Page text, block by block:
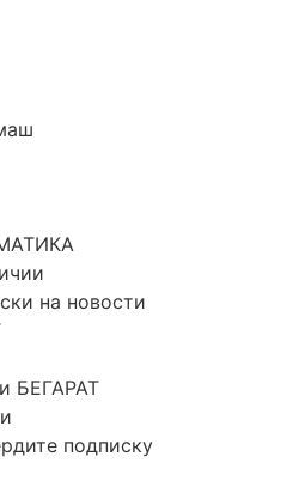
на новости
БЕГАРАТ
подписку